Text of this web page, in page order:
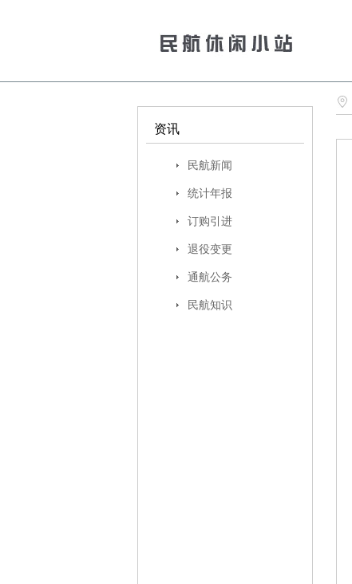
资讯
民航新闻
统计年报
订购引进
退役变更
通航公务
民航知识